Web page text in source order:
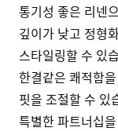
통기성 좋은 리넨
깊이가 낮고 정형
스타일링할 수 있
한결같은 쾌적함
핏을 조절할 수 있
특별한 파트너십